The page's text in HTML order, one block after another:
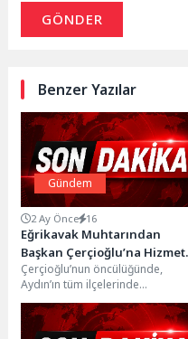
GÖNDER
Benzer Yazılar
Gündem
2 Ay Önce 16
Eğrikavak Muhtarından
Başkan Çerçioğlu’na Hizmet
Teşekkürü
Çerçioğlu’nun öncülüğünde,
Aydın’ın tüm ilçelerinde
sürdürülen altyapı yatırımları hız
kesmeden devam ediyor. Aydın
Büyükşehir Belediyesi...